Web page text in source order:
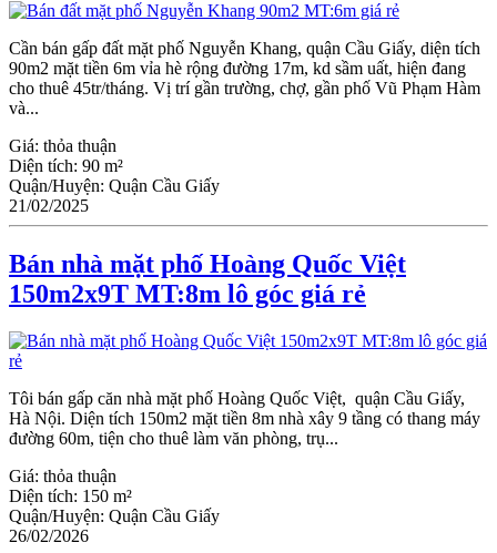
Cần bán gấp đất mặt phố Nguyễn Khang, quận Cầu Giấy, diện tích
90m2 mặt tiền 6m vỉa hè rộng đường 17m, kd sầm uất, hiện đang
cho thuê 45tr/tháng. Vị trí gần trường, chợ, gần phố Vũ Phạm Hàm
và...
Giá: thỏa thuận
Diện tích: 90 m²
Quận/Huyện: Quận Cầu Giấy
21/02/2025
Bán nhà mặt phố Hoàng Quốc Việt
150m2x9T MT:8m lô góc giá rẻ
Tôi bán gấp căn nhà mặt phố Hoàng Quốc Việt, quận Cầu Giấy,
Hà Nội. Diện tích 150m2 mặt tiền 8m nhà xây 9 tầng có thang máy
đường 60m, tiện cho thuê làm văn phòng, trụ...
Giá: thỏa thuận
Diện tích: 150 m²
Quận/Huyện: Quận Cầu Giấy
26/02/2026